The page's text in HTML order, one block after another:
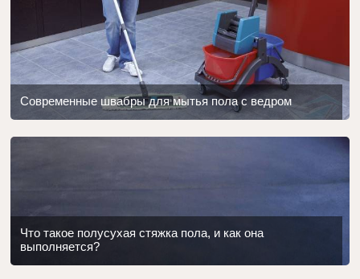
Современные швабры для мытья пола с ведром
Что такое полусухая стяжка пола, и как она
выполняется?